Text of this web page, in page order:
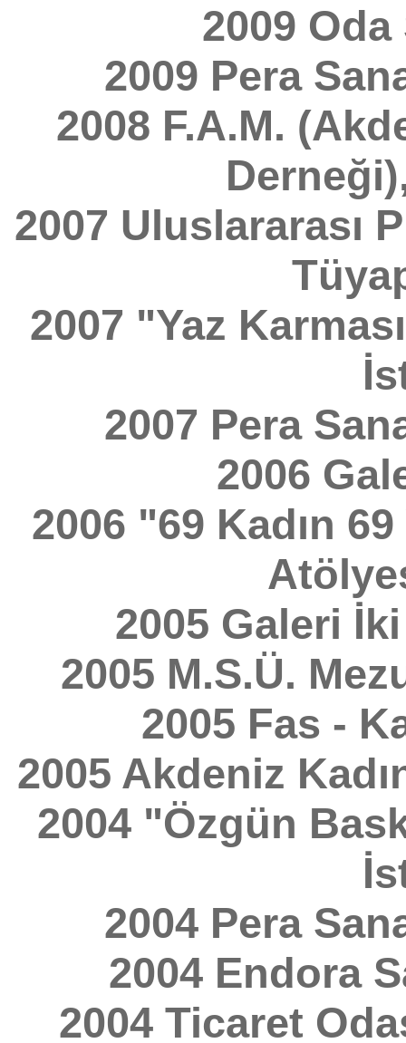
2009
2009 Pera
2008 F.A.M.
2007 Uluslararası
2007 "Yaz
2007 Pera
2006
2006 "69 Kadın
2005 Galeri
2005 M.S.Ü.
2005 Fas -
2005 Akdeniz
2004 "Özgün
2004 Pera
2004 Endora
2004 Ticaret